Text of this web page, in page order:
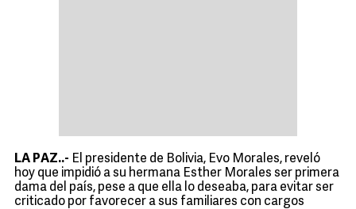
LA PAZ..- El presidente de Bolivia, Evo Morales, reveló
hoy que impidió a su hermana Esther Morales ser primera
dama del país, pese a que ella lo deseaba, para evitar ser
criticado por favorecer a sus familiares con cargos